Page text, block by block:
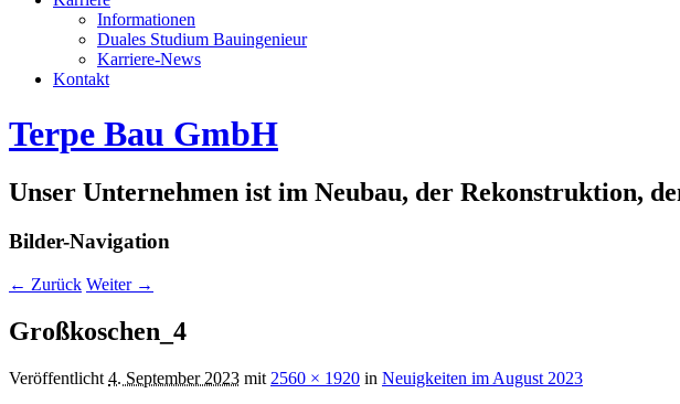
Informationen
Duales Studium Bauingenieur
Karriere-News
Kontakt
Terpe Bau GmbH
Unser Unternehmen ist im Neubau, der Rekonstruktion,
Bilder-Navigation
← Zurück Weiter →
Großkoschen_4
Veröffentlicht 4. September 2023 mit 2560 × 1920 in Neuigkeiten im August 2023